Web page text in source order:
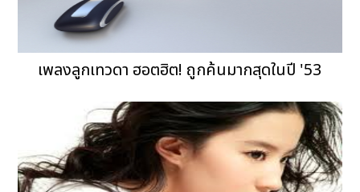
เพลงลูกเทวดา ฮอตฮิต! ถูกค้นมากสุดในปี '53